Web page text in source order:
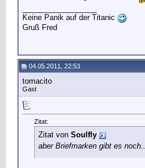
Keine Panik auf der Titanic
Gruß Fred
04.05.2011, 22:53
tomacito
Gast
Zitat:
Zitat von Soulfly
aber Briefmarken gibt es noch..